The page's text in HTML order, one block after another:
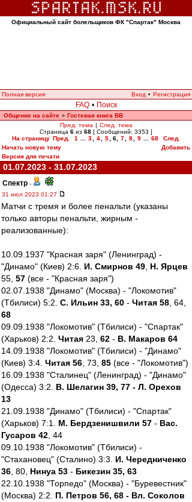
Официальный сайт болельщиков ФК "Спартак" Москва
Полная версия Вход • Регистрация
FAQ • Поиск
Общение на сайте » Гостевая книга ВВ
Пред. тема | След. тема
Страница 6 из 68 [ Сообщений: 3353 ]
На страницу Пред. 1 3 4 5 6 7 8 9 68
След.
Начать новую тему
Добавить
Версия для печати
01.07.2023 - 31.07.2023
Спектр -
31 июл 2023 01:27
Матчи с тремя и более пенальти (указаны
только авторы пенальти, жирным -
реализованные):
10.09.1937 "Красная заря" (Ленинград) -
"Динамо" (Киев) 2:6. И. Смирнов 49 Н. Ярцев
55, 57 (все - "Красная заря")
02.07.1938 "Динамо" (Москва) - "Локомотив"
(Тбилиси) 5:2. С. Ильин 33, 60 - Читая 58 , 64,
68
09.09.1938 "Локомотив" (Тбилиси) - "Спартак"
(Харьков) 2:2. Читая 23, 62 - В. Макаров 64
14.09.1938 "Локомотив" (Тбилиси) - "Динамо"
(Киев) 3:4. Читая 56 , 73, 85 (все - "Локомотив")
16.09.1938 "Сталинец" (Ленинград) - "Динамо"
(Одесса) 3:2. В. Шелагин 39, 77 - Л. Орехов
13
21.09.1938 "Динамо" (Тбилиси) - "Спартак"
(Харьков) 7:1. М. Бердзенишвили 57 - Вас.
Гусаров 42 , 44
09.10.1938 "Локомотив" (Тбилиси) -
"Стахановец" (Сталино) 3:3. И. Чередниченко
36 , 80, Нинуа 53 - Бикезин 35, 63
22.10.1938 "Торпедо" (Москва) - "Буревестник"
(Москва) 2:2. П. Петров 56, 68 - Вл. Соколов